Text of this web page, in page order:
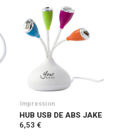
Impression
HUB USB DE ABS JAKE
6,53 €